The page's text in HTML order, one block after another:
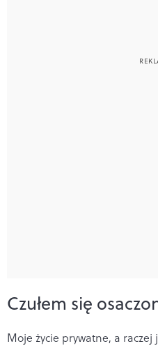
Czułem się
Moje życie prywatne, a